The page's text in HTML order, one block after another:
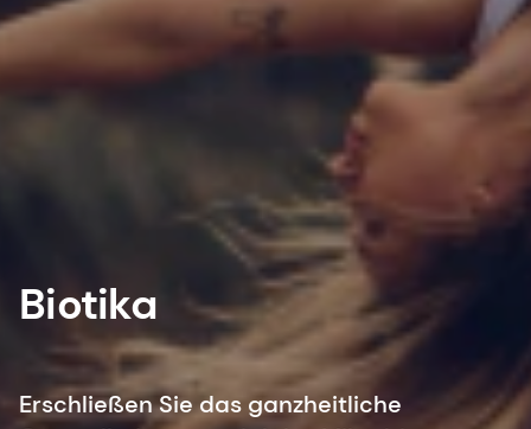
Biotika
Erschließen Sie das ganzheitliche